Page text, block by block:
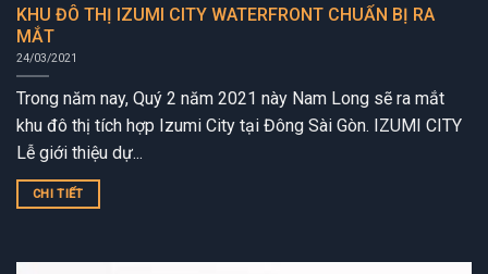
KHU ĐÔ THỊ IZUMI CITY WATERFRONT CHUẨN BỊ RA
MẮT
24/03/2021
Trong năm nay, Quý 2 năm 2021 này Nam Long sẽ ra mắt
khu đô thị tích hợp Izumi City tại Đông Sài Gòn. IZUMI CITY
Lễ giới thiệu dự...
CHI TIẾT